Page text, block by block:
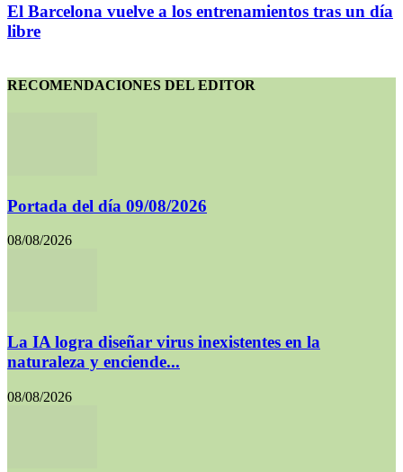
El Barcelona vuelve a los entrenamientos tras un día
libre
RECOMENDACIONES DEL EDITOR
Portada del día 09/08/2026
08/08/2026
La IA logra diseñar virus inexistentes en la
naturaleza y enciende...
08/08/2026